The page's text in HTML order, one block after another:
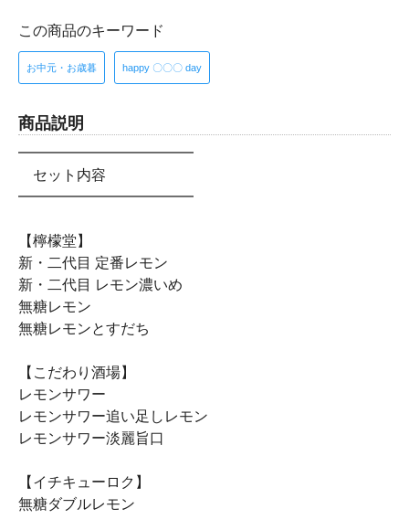
この商品のキーワード
お中元・お歳暮 happy 〇〇〇 day
商品説明
━━━━━━━━━━━━
セット内容
━━━━━━━━━━━━
【檸檬堂】
新・二代目 定番レモン
新・二代目 レモン濃いめ
無糖レモン
無糖レモンとすだち
【こだわり酒場】
レモンサワー
レモンサワー追い足しレモン
レモンサワー淡麗旨口
【イチキューロク】
無糖ダブルレモン